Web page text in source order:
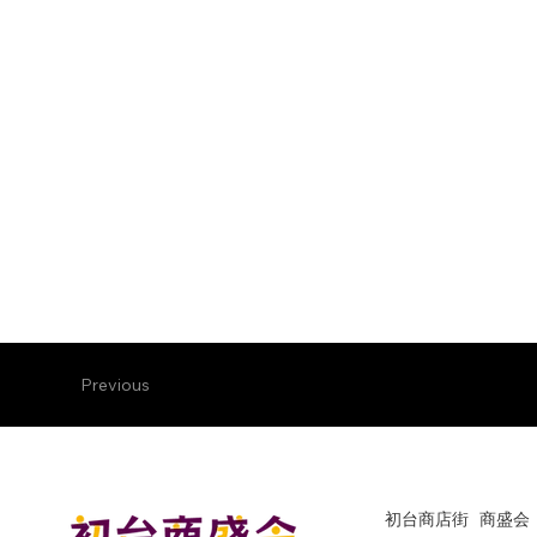
Previous
初台商店街 商盛会